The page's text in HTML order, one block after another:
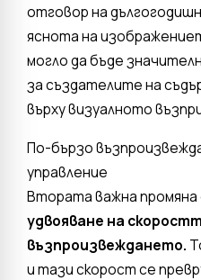
отговор на
яснота на
могло да бъде
за създателите на
върху визуалното
По-бързо
управление
Втората важна промяна
удвояване на
възпроизвеждането.
и тази скорост се